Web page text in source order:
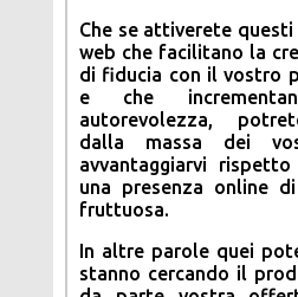
Che se attiverete
web che facilitano la
di fiducia con il vostro
e che
autorevolezza,
dalla massa dei
avvantaggiarvi
una presenza online
fruttuosa.
In altre parole quei
stanno cercando il